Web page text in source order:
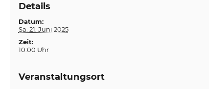
Details
Datum:
Sa. 21. Juni 2025
Zeit:
10:00 Uhr
Veranstaltungsort